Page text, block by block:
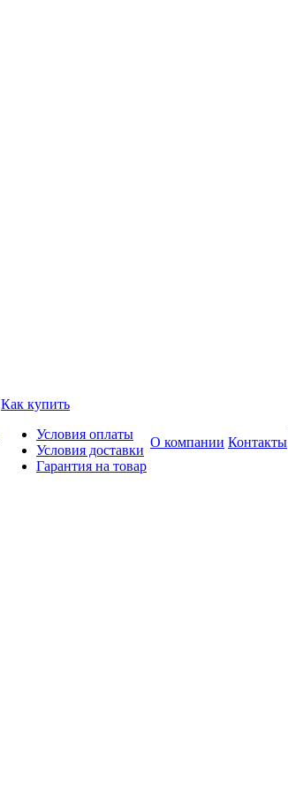
Как купить
Условия оплаты
Условия доставки
Гарантия на товар
О компании Контакты